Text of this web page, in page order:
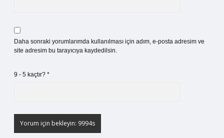
Daha sonraki yorumlarımda kullanılması için adım, e-posta adresim ve
site adresim bu tarayıcıya kaydedilsin.
9 - 5 kaçtır? *